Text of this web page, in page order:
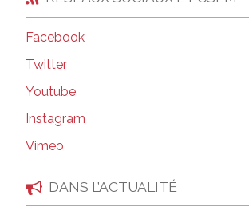
Facebook
Twitter
Youtube
Instagram
Vimeo
DANS L’ACTUALITÉ